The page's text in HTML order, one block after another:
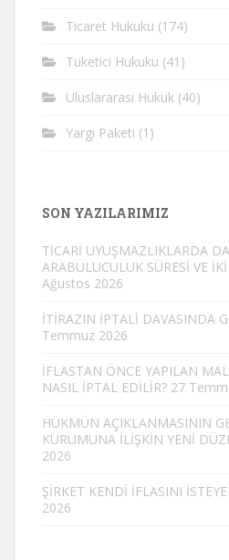
Ticaret Hukuku (174)
Tüketici Hukuku (41)
Uluslararası Hukuk (40)
Yargı Paketi (1)
SON YAZILARIMIZ
TİCARİ UYUŞMAZLIKLARDA
ARABULUCULUK SÜRESİ VE
Ağustos 2026
İTİRAZIN İPTALİ DAVASINDA
Temmuz 2026
İFLASTAN ÖNCE YAPILAN
NASIL İPTAL EDİLİR? 27
HÜKMÜN AÇIKLANMASININ
KURUMUNA İLİŞKİN YENİ
2026
ŞİRKET KENDİ İFLASINI
2026